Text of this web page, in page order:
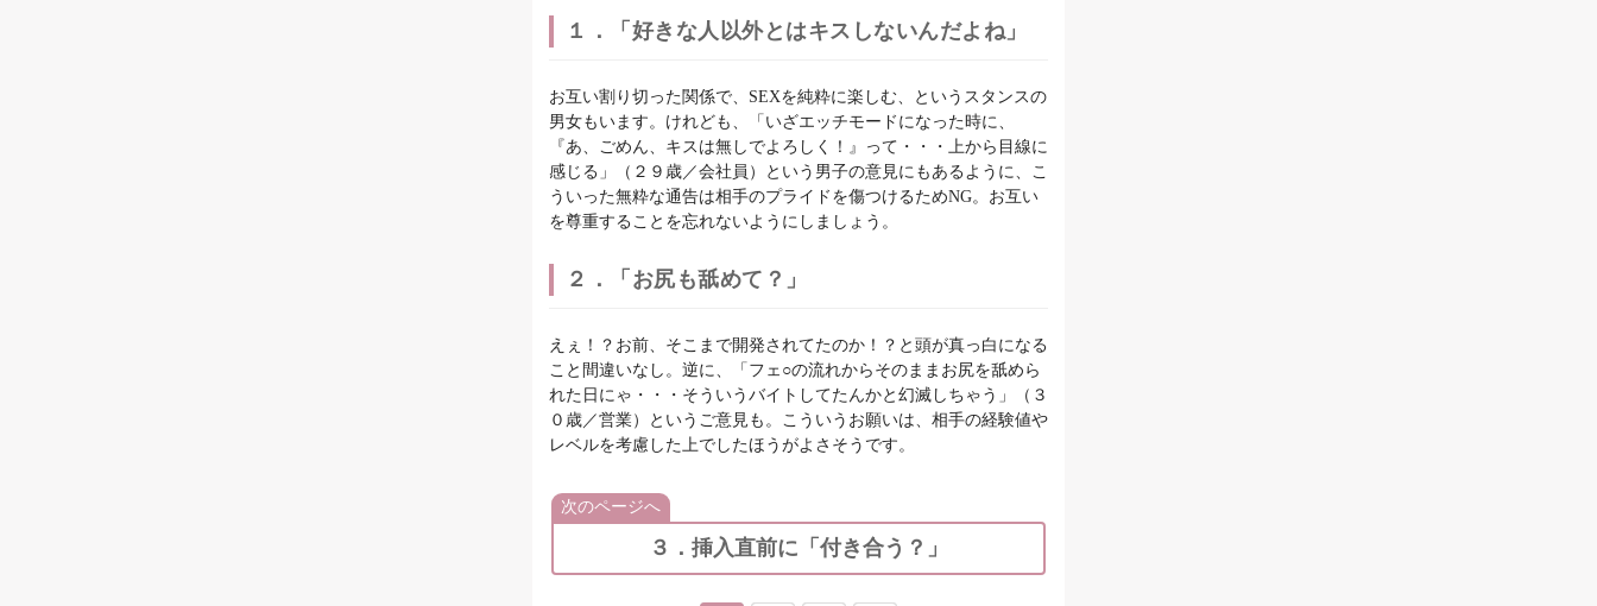
１．「好きな人以外とはキスしないんだよね」
お互い割り切った関係で、SEXを純粋に楽しむ、というスタンスの
男女もいます。けれども、「いざエッチモードになった時に、
『あ、ごめん、キスは無しでよろしく！』って・・・上から目線に
感じる」（２９歳／会社員）という男子の意見にもあるように、こ
ういった無粋な通告は相手のプライドを傷つけるためNG。お互い
を尊重することを忘れないようにしましょう。
２．「お尻も舐めて？」
えぇ！？お前、そこまで開発されてたのか！？と頭が真っ白になる
こと間違いなし。逆に、「フェ○の流れからそのままお尻を舐めら
れた日にゃ・・・そういうバイトしてたんかと幻滅しちゃう」（３
０歳／営業）というご意見も。こういうお願いは、相手の経験値や
レベルを考慮した上でしたほうがよさそうです。
次のページへ
３．挿入直前に「付き合う？」